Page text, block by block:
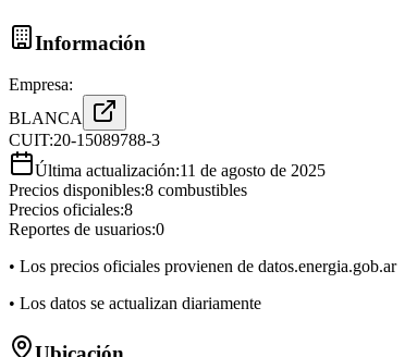
Información
Empresa:
BLANCA
CUIT:20-15089788-3
Última actualización:11 de agosto de 2025
Precios disponibles:8 combustibles
Precios oficiales:8
Reportes de usuarios:0
• Los precios oficiales provienen de datos.energia.gob.ar
• Los datos se actualizan diariamente